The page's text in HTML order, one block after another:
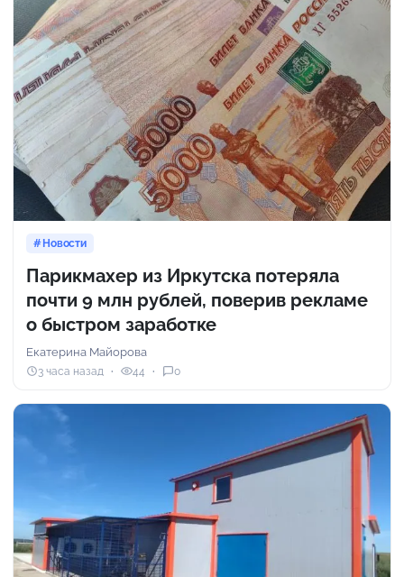
Новости
Парикмахер из Иркутска потеряла
почти 9 млн рублей, поверив рекламе
о быстром заработке
Екатерина Майорова
3 часа назад 44 0